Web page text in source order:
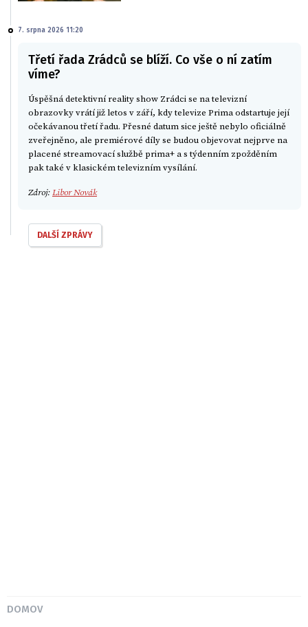
7. srpna 2026 11:20
Třetí řada Zrádců se blíží. Co vše o ní zatím
víme?
Úspěšná detektivní reality show Zrádci se na televizní
obrazovky vrátí již letos v září, kdy televize Prima odstartuje její
očekávanou třetí řadu. Přesné datum sice ještě nebylo oficiálně
zveřejněno, ale premiérové díly se budou objevovat nejprve na
placené streamovací službě prima+ a s týdenním zpožděním
pak také v klasickém televizním vysílání.
Zdroj:Libor Novák
DALŠÍ ZPRÁVY
DOMOV